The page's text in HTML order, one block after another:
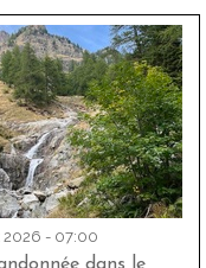
2026 - 07:00